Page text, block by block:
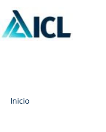
Inicio